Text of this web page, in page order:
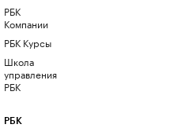
РБК
Компании
РБК Курсы
Школа
управления
РБК
РБК